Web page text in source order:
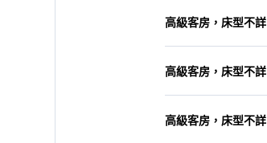
高級客房，床型不詳
高級客房，床型不詳
高級客房，床型不詳